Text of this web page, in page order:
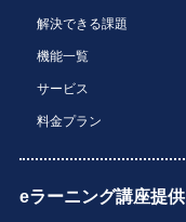
解決できる課題
機能一覧
サービス
料金プラン
eラーニング講座提供